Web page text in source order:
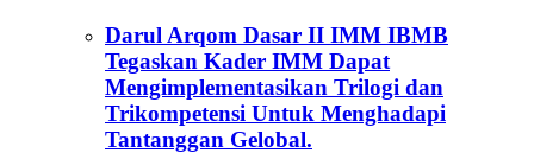
Darul Arqom Dasar II IMM IBMB
Tegaskan Kader IMM Dapat
Mengimplementasikan Trilogi dan
Trikompetensi Untuk Menghadapi
Tantanggan Gelobal.